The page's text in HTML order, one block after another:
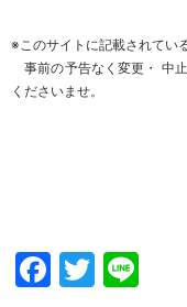
※このサイトに記載されてい
事前の予告なく変更・ 中
くださいませ。